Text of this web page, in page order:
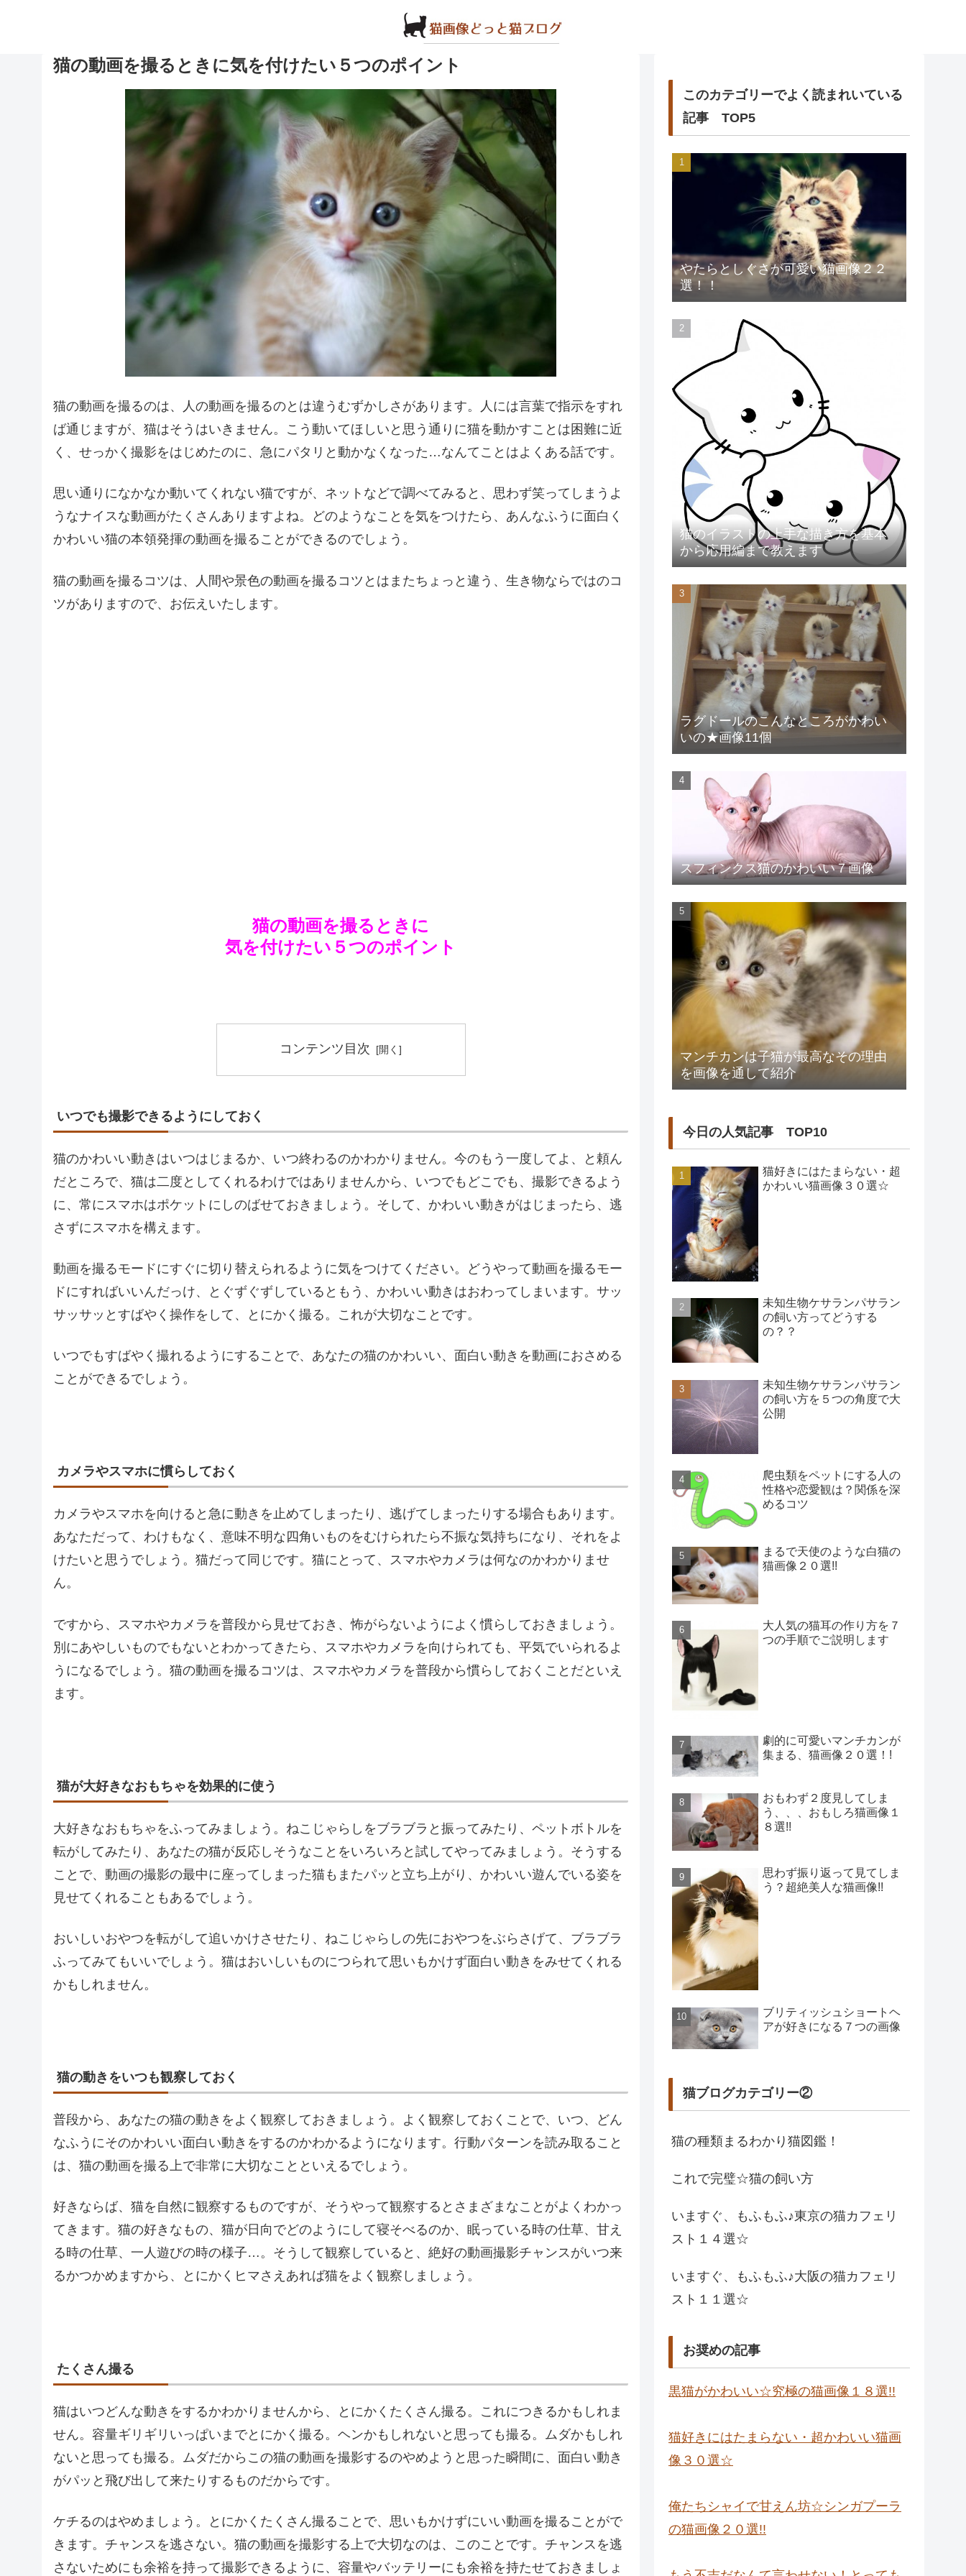
猫の動画を撮るときに気を付けたい５つのポイント
猫の動画を撮るのは、人の動画を撮るのとは違うむずかしさがあります。人には言葉で指示をすれ
ば通じますが、猫はそうはいきません。こう動いてほしいと思う通りに猫を動かすことは困難に近
く、せっかく撮影をはじめたのに、急にパタリと動かなくなった…なんてことはよくある話です。
思い通りになかなか動いてくれない猫ですが、ネットなどで調べてみると、思わず笑ってしまうよ
うなナイスな動画がたくさんありますよね。どのようなことを気をつけたら、あんなふうに面白く
かわいい猫の本領発揮の動画を撮ることができるのでしょう。
猫の動画を撮るコツは、人間や景色の動画を撮るコツとはまたちょっと違う、生き物ならではのコ
ツがありますので、お伝えいたします。
猫の動画を撮るときに
気を付けたい５つのポイント
コンテンツ目次
いつでも撮影できるようにしておく
猫のかわいい動きはいつはじまるか、いつ終わるのかわかりません。今のもう一度してよ、と頼ん
だところで、猫は二度としてくれるわけではありませんから、いつでもどこでも、撮影できるよう
に、常にスマホはポケットにしのばせておきましょう。そして、かわいい動きがはじまったら、逃
さずにスマホを構えます。
動画を撮るモードにすぐに切り替えられるように気をつけてください。どうやって動画を撮るモー
ドにすればいいんだっけ、とぐずぐずしているともう、かわいい動きはおわってしまいます。サッ
サッサッとすばやく操作をして、とにかく撮る。これが大切なことです。
いつでもすばやく撮れるようにすることで、あなたの猫のかわいい、面白い動きを動画におさめる
ことができるでしょう。
カメラやスマホに慣らしておく
カメラやスマホを向けると急に動きを止めてしまったり、逃げてしまったりする場合もあります。
あなただって、わけもなく、意味不明な四角いものをむけられたら不振な気持ちになり、それをよ
けたいと思うでしょう。猫だって同じです。猫にとって、スマホやカメラは何なのかわかりませ
ん。
ですから、スマホやカメラを普段から見せておき、怖がらないようによく慣らしておきましょう。
別にあやしいものでもないとわかってきたら、スマホやカメラを向けられても、平気でいられるよ
うになるでしょう。猫の動画を撮るコツは、スマホやカメラを普段から慣らしておくことだといえ
ます。
猫が大好きなおもちゃを効果的に使う
大好きなおもちゃをふってみましょう。ねこじゃらしをブラブラと振ってみたり、ペットボトルを
転がしてみたり、あなたの猫が反応しそうなことをいろいろと試してやってみましょう。そうする
ことで、動画の撮影の最中に座ってしまった猫もまたパッと立ち上がり、かわいい遊んでいる姿を
見せてくれることもあるでしょう。
おいしいおやつを転がして追いかけさせたり、ねこじゃらしの先におやつをぶらさげて、ブラブラ
ふってみてもいいでしょう。猫はおいしいものにつられて思いもかけず面白い動きをみせてくれる
かもしれません。
猫の動きをいつも観察しておく
普段から、あなたの猫の動きをよく観察しておきましょう。よく観察しておくことで、いつ、どん
なふうにそのかわいい面白い動きをするのかわかるようになります。行動パターンを読み取ること
は、猫の動画を撮る上で非常に大切なことといえるでしょう。
好きならば、猫を自然に観察するものですが、そうやって観察するとさまざまなことがよくわかっ
てきます。猫の好きなもの、猫が日向でどのようにして寝そべるのか、眠っている時の仕草、甘え
る時の仕草、一人遊びの時の様子…。そうして観察していると、絶好の動画撮影チャンスがいつ来
るかつかめますから、とにかくヒマさえあれば猫をよく観察しましょう。
たくさん撮る
猫はいつどんな動きをするかわかりませんから、とにかくたくさん撮る。これにつきるかもしれま
せん。容量ギリギリいっぱいまでとにかく撮る。ヘンかもしれないと思っても撮る。ムダかもしれ
ないと思っても撮る。ムダだからこの猫の動画を撮影するのやめようと思った瞬間に、面白い動き
がパッと飛び出して来たりするものだからです。
ケチるのはやめましょう。とにかくたくさん撮ることで、思いもかけずにいい動画を撮ることがで
きます。チャンスを逃さない。猫の動画を撮影する上で大切なのは、このことです。チャンスを逃
さないためにも余裕を持って撮影できるように、容量やバッテリーにも余裕を持たせておきましょ
このカテゴリーでよく読まれいている
記事 TOP5
やたらとしぐさが可愛い猫画像２２
選！！
猫のイラストの上手な描き方を基本
から応用編まで教えます
ラグドールのこんなところがかわい
いの★画像11個
スフィンクス猫のかわいい７画像
マンチカンは子猫が最高なその理由
を画像を通して紹介
今日の人気記事 TOP10
猫好きにはたまらない・超
かわいい猫画像３０選☆
未知生物ケサランパサラン
の飼い方ってどうする
の？？
未知生物ケサランパサラン
の飼い方を５つの角度で大
公開
爬虫類をペットにする人の
性格や恋愛観は？関係を深
めるコツ
まるで天使のような白猫の
猫画像２０選!!
大人気の猫耳の作り方を７
つの手順でご説明します
劇的に可愛いマンチカンが
集まる、猫画像２０選！!
おもわず２度見してしま
う、、、おもしろ猫画像１
８選!!
思わず振り返って見てしま
う？超絶美人な猫画像!!
ブリティッシュショートヘ
アが好きになる７つの画像
猫ブログカテゴリー②
猫の種類まるわかり猫図鑑！
これで完璧☆猫の飼い方
いますぐ、もふもふ♪東京の猫カフェリ
スト１４選☆
いますぐ、もふもふ♪大阪の猫カフェリ
スト１１選☆
お奨めの記事
黒猫がかわいい☆究極の猫画像１８選!!
猫好きにはたまらない・超かわいい猫画
像３０選☆
俺たちシャイで甘えん坊☆シンガプーラ
の猫画像２０選!!